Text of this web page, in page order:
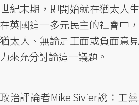
世紀末期，即開始就在猶太人
在英國這一多元民主的社會中
猶太人、無論是正面或負面意
力來充分討論這一議題。
政治評論者Mike Sivier說：工